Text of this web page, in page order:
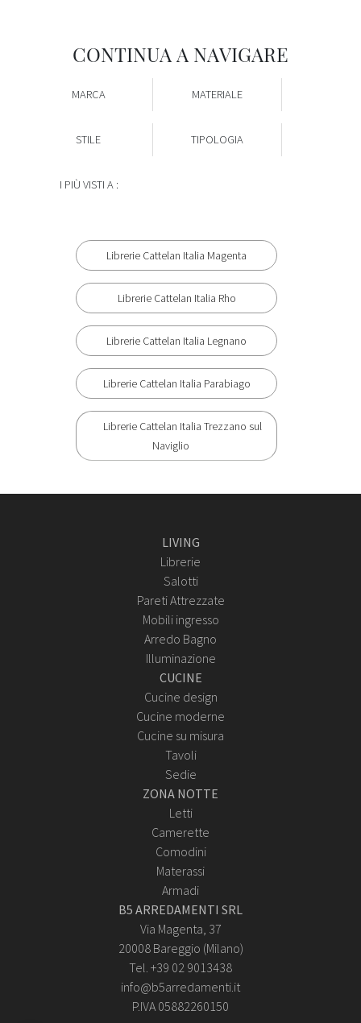
CONTINUA A NAVIGARE
MARCA MATERIALE
STILE TIPOLOGIA
I PIÙ VISTI A :
Librerie Cattelan Italia Magenta
Librerie Cattelan Italia Rho
Librerie Cattelan Italia Legnano
Librerie Cattelan Italia Parabiago
Librerie Cattelan Italia Trezzano sul
Naviglio
LIVING
Librerie
Salotti
Pareti Attrezzate
Mobili ingresso
Arredo Bagno
Illuminazione
CUCINE
Cucine design
Cucine moderne
Cucine su misura
Tavoli
Sedie
ZONA NOTTE
Letti
Camerette
Comodini
Materassi
Armadi
B5 ARREDAMENTI SRL
Via Magenta, 37
20008 Bareggio (Milano)
Tel. +39 02 9013438
info@b5arredamenti.it
P.IVA 05882260150